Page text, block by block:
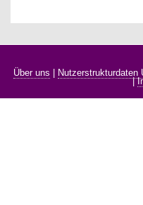
Über uns Nutzerstrukturdaten
|